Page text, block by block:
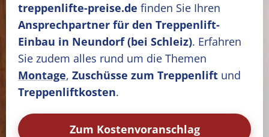
treppenlifte-preise.de finden Sie Ihren
Ansprechpartner für den Treppenlift-
Einbau in Neundorf (bei Schleiz). Erfahren
Sie zudem alles rund um die Themen
Montage, Zuschüsse zum Treppenlift und
Treppenliftkosten.
Zum Kostenvoranschlag